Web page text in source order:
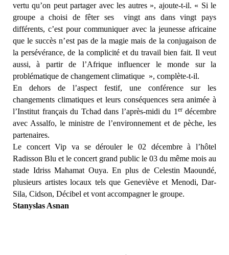
vertu qu’on peut partager avec les autres », ajoute-t-il. « Si le
groupe a choisi de fêter ses vingt ans dans vingt pays
différents, c’est pour communiquer avec la jeunesse africaine
que le succès n’est pas de la magie mais de la conjugaison de
la persévérance, de la complicité et du travail bien fait. Il veut
aussi, à partir de l’Afrique influencer le monde sur la
problématique de changement climatique », complète-t-il.
En dehors de l’aspect festif, une conférence sur les
changements climatiques et leurs conséquences sera animée à
l’Institut français du Tchad dans l’après-midi du 1 erdécembre
avec Assalfo, le ministre de l’environnement et de pèche, les
partenaires.
Le concert Vip va se dérouler le 02 décembre à l’hôtel
Radisson Blu et le concert grand public le 03 du même mois au
stade Idriss Mahamat Ouya. En plus de Celestin Maoundé,
plusieurs artistes locaux tels que Geneviève et Menodi, Dar-
Sila, Cidson, Décibel et vont accompagner le groupe.
Stanyslas Asnan